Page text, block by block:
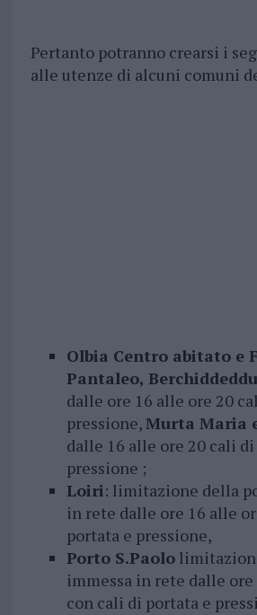
Pertanto potranno crearsi i
alle utenze di alcuni comuni
Olbia Centro abitato e
Pantaleo,
dalle ore 16 alle ore 20
pressione,Murta Maria
dalle 16 alle ore 20 cali
pressione ;
Loiri: limitazione della
in rete dalle ore 16 alle
portata e pressione,
Porto S.Paolo
immessa in rete dalle
con cali di portata e